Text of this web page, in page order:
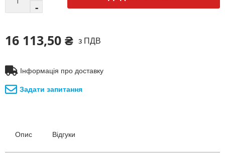
16 113,50 ₴ з ПДВ
Інформація про доставку
Задати запитання
Опис Відгуки